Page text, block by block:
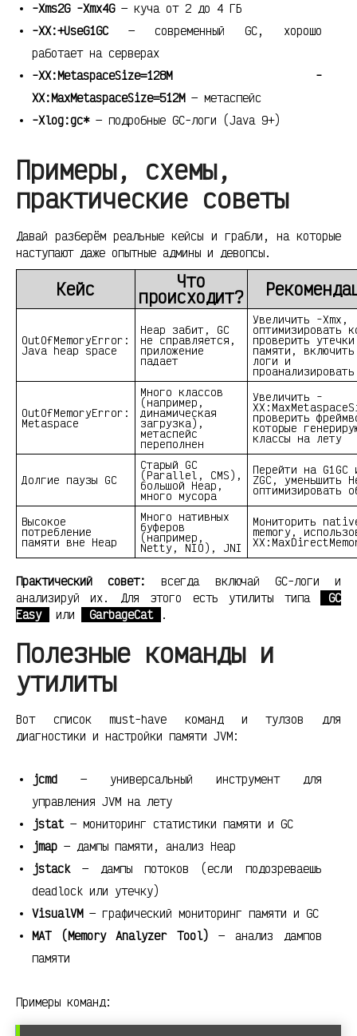
-Xms2G -Xmx4G— куча от 2 до 4 ГБ
-XX:+UseG1GC — современный GC, хорошо
работает на серверах
-XX:MetaspaceSize=128M -
XX:MaxMetaspaceSize=512M— метаспейс
-Xlog:gc*— подробные GC-логи (Java 9+)
Примеры, схемы,
практические советы
Давай разберём реальные кейсы и грабли, на которые
наступают даже опытные админы и девопсы.
Кейс Что
происходит?
OutOfMemoryError:
Java heap space
Heap забит, GC
не справляется,
приложение
падает
Увеличить -Xmx,
оптимизировать
проверить утечки
памяти,
логи и
проанализировать
OutOfMemoryError:
Metaspace
Много классов
(например,
динамическая
загрузка),
метаспейс
переполнен
Увеличить -
проверить
которые
классы на лету
Долгие паузы GC
Старый GC
(Parallel, CMS),
большой Heap,
много мусора
Перейти на G1GC
ZGC, уменьшить
оптимизировать
Высокое
потребление
памяти вне Heap
Много нативных
буферов
(например,
Netty, NIO), JNI
Мониторить
memory,
Практический совет:
всегда включай GC-логи и
анализируй их. Для этого есть утилиты типа
GC
Easy
или GarbageCat .
Полезные команды и
утилиты
Вот список must-have команд и тулзов для
диагностики и настройки памяти JVM:
jcmd — универсальный инструмент для
управления JVM на лету
jstat— мониторинг статистики памяти и GC
jmap — дампы памяти, анализ Heap
jstack— дампы потоков (если подозреваешь
deadlock или утечку)
VisualVM— графический мониторинг памяти и GC
MAT (Memory Analyzer Tool) — анализ дампов
памяти
Примеры команд: